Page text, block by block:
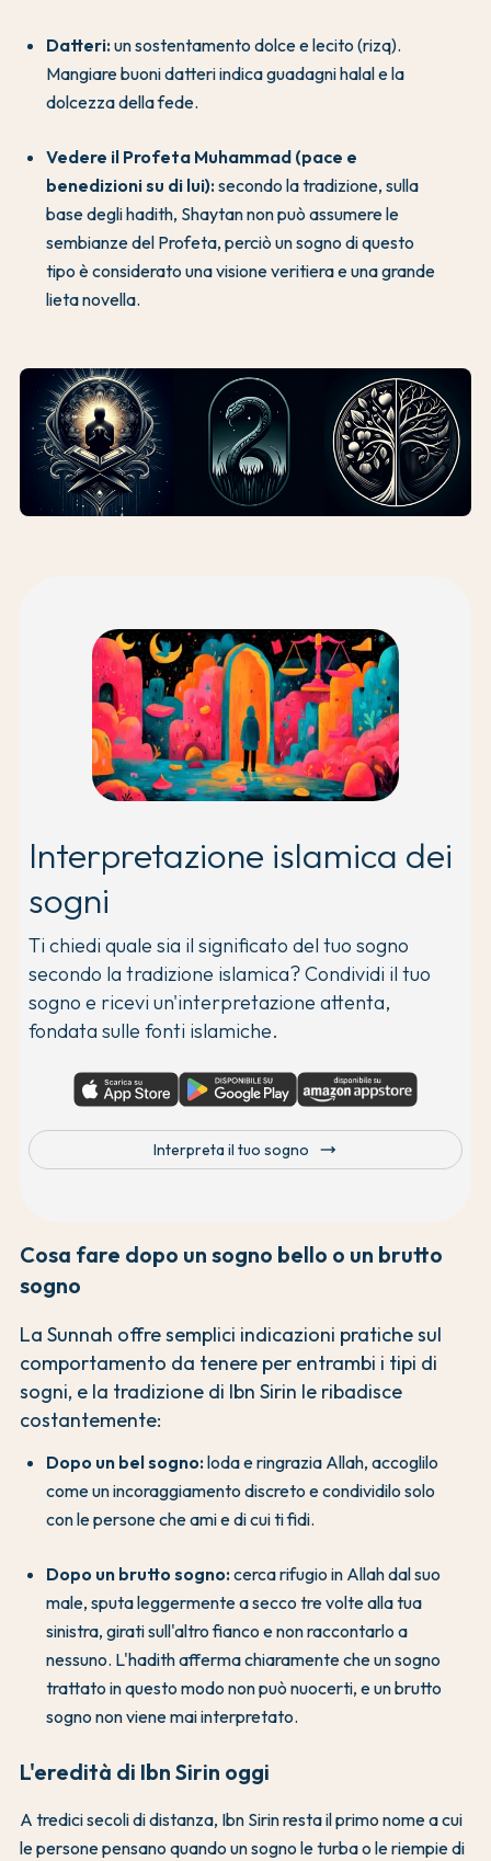
Datteri:un sostentamento dolce e lecito (rizq).
Mangiare buoni datteri indica guadagni halal e la
dolcezza della fede.
Vedere il Profeta Muhammad (pace e
benedizioni su di lui):secondo la tradizione, sulla
base degli hadith, Shaytan non può assumere le
sembianze del Profeta, perciò un sogno di questo
tipo è considerato una visione veritiera e una grande
lieta novella.
Interpretazione islamica dei
sogni
Ti chiedi quale sia il significato del tuo sogno
secondo la tradizione islamica? Condividi il tuo
sogno e ricevi un'interpretazione attenta,
fondata sulle fonti islamiche.
Interpreta il tuo sogno trending_flat
Cosa fare dopo un sogno bello o un brutto
sogno
La Sunnah offre semplici indicazioni pratiche sul
comportamento da tenere per entrambi i tipi di
sogni, e la tradizione di Ibn Sirin le ribadisce
costantemente:
Dopo un bel sogno:loda e ringrazia Allah, accoglilo
come un incoraggiamento discreto e condividilo solo
con le persone che ami e di cui ti fidi.
Dopo un brutto sogno:cerca rifugio in Allah dal suo
male, sputa leggermente a secco tre volte alla tua
sinistra, girati sull'altro fianco e non raccontarlo a
nessuno. L'hadith afferma chiaramente che un sogno
trattato in questo modo non può nuocerti, e un brutto
sogno non viene mai interpretato.
L'eredità di Ibn Sirin oggi
A tredici secoli di distanza, Ibn Sirin resta il primo nome a cui
le persone pensano quando un sogno le turba o le riempie di